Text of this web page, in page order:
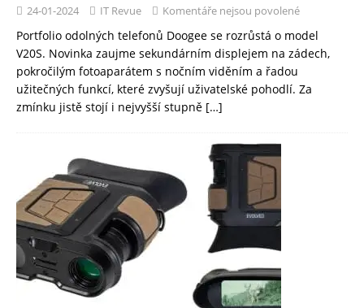
24-01-2024 IT Revue Komentáře nejsou povolené
Portfolio odolných telefonů Doogee se rozrůstá o model
V20S. Novinka zaujme sekundárním displejem na zádech,
pokročilým fotoaparátem s nočním viděním a řadou
užitečných funkcí, které zvyšují uživatelské pohodlí. Za
zmínku jistě stojí i nejvyšší stupně […]